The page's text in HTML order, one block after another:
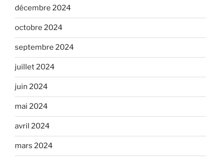
décembre 2024
octobre 2024
septembre 2024
juillet 2024
juin 2024
mai 2024
avril 2024
mars 2024